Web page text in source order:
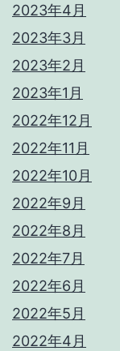
2023年4月
2023年3月
2023年2月
2023年1月
2022年12月
2022年11月
2022年10月
2022年9月
2022年8月
2022年7月
2022年6月
2022年5月
2022年4月